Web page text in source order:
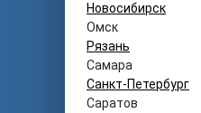
Новосибирск
Омск
Рязань
Самара
Санкт-Петербург
Саратов